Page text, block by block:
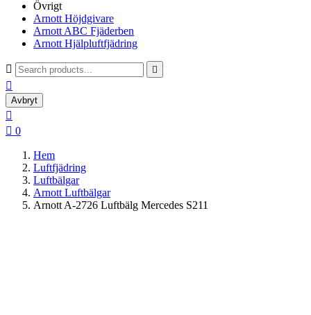
Övrigt
Arnott Höjdgivare
Arnott ABC Fjäderben
Arnott Hjälpluftfjädring
 

Avbryt

 0
Hem
Luftfjädring
Luftbälgar
Arnott Luftbälgar
Arnott A-2726 Luftbälg Mercedes S211